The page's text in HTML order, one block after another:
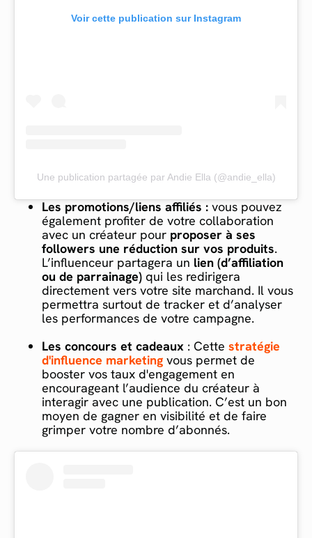
Voir cette publication sur Instagram
Une publication partagée par Andie Ella (@andie_ella)
Les promotions/liens affiliés : vous pouvez
également profiter de votre collaboration
avec un créateur pour proposer à ses
followers une réduction sur vos produits.
L’influenceur partagera un lien (d’affiliation
ou de parrainage) qui les redirigera
directement vers votre site marchand. Il vous
permettra surtout de tracker et d’analyser
les performances de votre campagne.
Les concours et cadeaux : Cette stratégie
d'influence marketing vous permet de
booster vos taux d'engagement en
encourageant l’audience du créateur à
interagir avec une publication. C’est un bon
moyen de gagner en visibilité et de faire
grimper votre nombre d’abonnés.